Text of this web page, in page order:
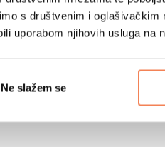
s društvenim i
uporabom njihovih usluga na
Ne slažem se